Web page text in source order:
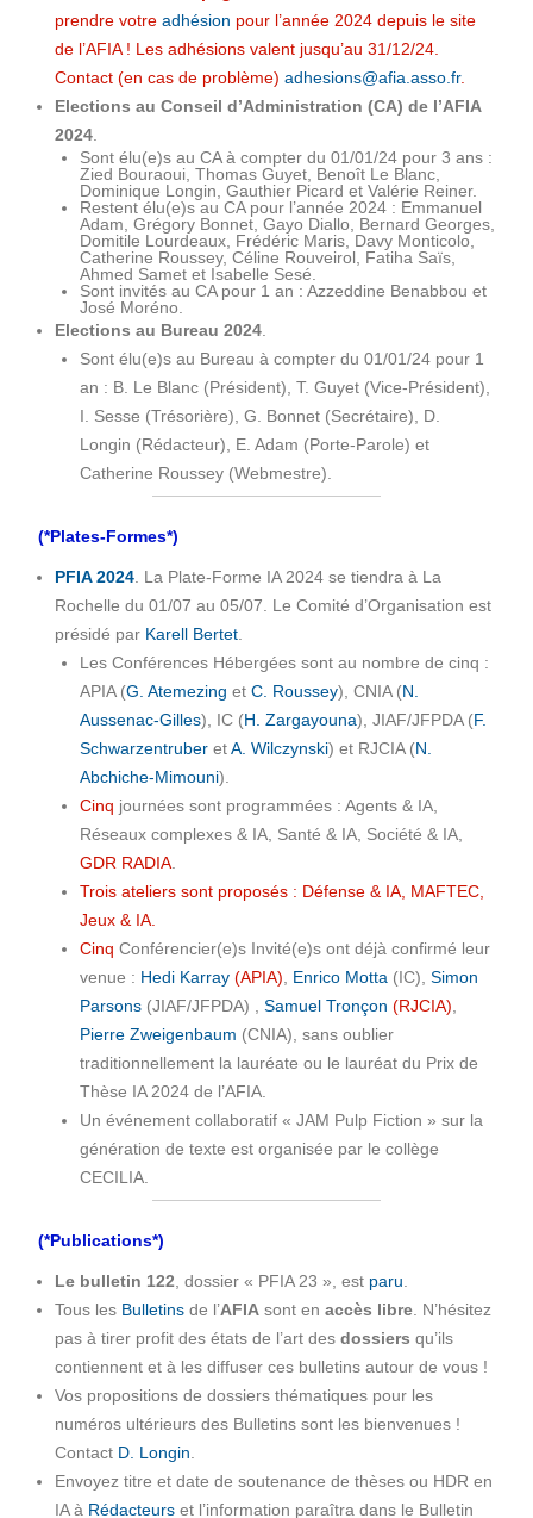
prendre votre adhésion pour l’année 2024 depuis le site
de l’AFIA ! Les adhésions valent jusqu’au 31/12/24.
Contact (en cas de problème) adhesions@afia.asso.fr.
Elections au Conseil d’Administration (CA) de l’AFIA
2024.
Sont élu(e)s au CA à compter du 01/01/24 pour 3 ans :
Zied Bouraoui, Thomas Guyet, Benoît Le Blanc,
Dominique Longin, Gauthier Picard et Valérie Reiner.
Restent élu(e)s au CA pour l’année 2024 : Emmanuel
Adam, Grégory Bonnet, Gayo Diallo, Bernard Georges,
Domitile Lourdeaux, Frédéric Maris, Davy Monticolo,
Catherine Roussey, Céline Rouveirol, Fatiha Saïs,
Ahmed Samet et Isabelle Sesé.
Sont invités au CA pour 1 an : Azzeddine Benabbou et
José Moréno.
Elections au Bureau 2024.
Sont élu(e)s au Bureau à compter du 01/01/24 pour 1
an : B. Le Blanc (Président), T. Guyet (Vice-Président),
I. Sesse (Trésorière), G. Bonnet (Secrétaire), D.
Longin (Rédacteur), E. Adam (Porte-Parole) et
Catherine Roussey (Webmestre).
(*Plates-Formes*)
PFIA 2024. La Plate-Forme IA 2024 se tiendra à La
Rochelle du 01/07 au 05/07. Le Comité d’Organisation est
présidé par Karell Bertet.
Les Conférences Hébergées sont au nombre de cinq :
APIA (G. Atemezing et C. Roussey), CNIA (N.
Aussenac-Gilles), IC (H. Zargayouna), JIAF/JFPDA (F.
SchwarzentruberetA. Wilczynski) et RJCIA (N.
Abchiche-Mimouni).
Cinq journées sont programmées : Agents & IA,
Réseaux complexes & IA, Santé & IA, Société & IA,
GDR RADIA.
Trois ateliers sont proposés : Défense & IA, MAFTEC,
Jeux & IA.
Cinq Conférencier(e)s Invité(e)s ont déjà confirmé leur
venue : Hedi Karray(APIA) Enrico Motta (IC), Simon
Parsons(JIAF/JFPDA) , Samuel Tronçon (RJCIA)
Pierre Zweigenbaum (CNIA), sans oublier
traditionnellement la lauréate ou le lauréat du Prix de
Thèse IA 2024 de l’AFIA.
Un événement collaboratif « JAM Pulp Fiction » sur la
génération de texte est organisée par le collège
CECILIA.
(*Publications*)
Le bulletin 122 , dossier « PFIA 23 », est paru
Tous les Bulletinsde l’AFIAsont en accès libre. N’hésitez
pas à tirer profit des états de l’art des dossiers qu’ils
contiennent et à les diffuser ces bulletins autour de vous !
Vos propositions de dossiers thématiques pour les
numéros ultérieurs des Bulletins sont les bienvenues !
Contact D. Longin
Envoyez titre et date de soutenance de thèses ou HDR en
IA à Rédacteurset l’information paraîtra dans le Bulletin